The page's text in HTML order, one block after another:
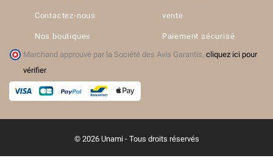
Contactez-nous
Nos boutiques
vente
Paiement sécurisé
Marchand approuvé par la Société des Avis Garantis, cliquez ici pour
vérifier.
© 2026 Unami - Tous droits réservés